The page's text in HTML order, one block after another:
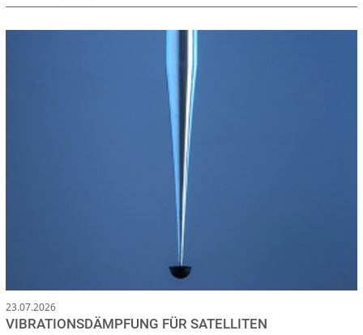
23.07.2026
VIBRATIONSDÄMPFUNG FÜR SATELLITEN